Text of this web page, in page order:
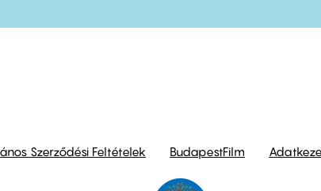
Szerződési Feltételek BudapestFilm